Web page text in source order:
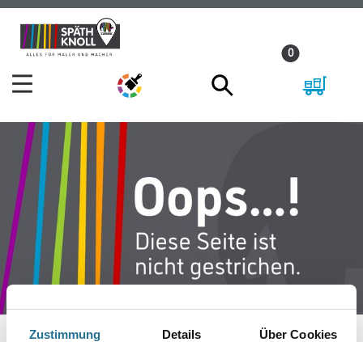
Zustimmung Details Über Cookies
Zum
Inhalt
Zum
Navigationsmenü
0